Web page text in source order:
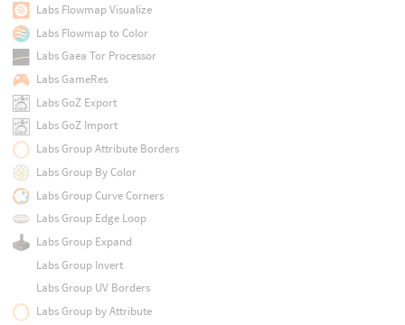
Labs Flowmap Visualize
Labs Flowmap to Color
Labs Gaea Tor Processor
Labs GameRes
Labs GoZ Export
Labs GoZ Import
Labs Group Attribute Borders
Labs Group By Color
Labs Group Curve Corners
Labs Group Edge Loop
Labs Group Expand
Labs Group Invert
Labs Group UV Borders
Labs Group by Attribute